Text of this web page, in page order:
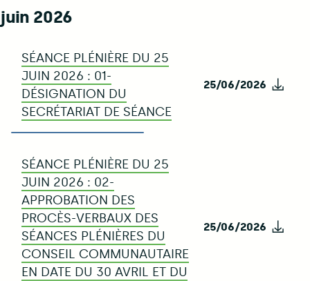
juin 2026
SÉANCE PLÉNIÈRE DU 25
JUIN 2026 : 01-
DÉSIGNATION DU
SECRÉTARIAT DE SÉANCE
25/06/2026
SÉANCE PLÉNIÈRE DU 25
JUIN 2026 : 02-
APPROBATION DES
PROCÈS-VERBAUX DES
SÉANCES PLÉNIÈRES DU
CONSEIL COMMUNAUTAIRE
EN DATE DU 30 AVRIL ET DU
25/06/2026